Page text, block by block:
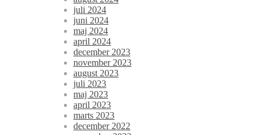
juli 2024
juni 2024
maj 2024
april 2024
december 2023
november 2023
august 2023
juli 2023
maj 2023
april 2023
marts 2023
december 2022